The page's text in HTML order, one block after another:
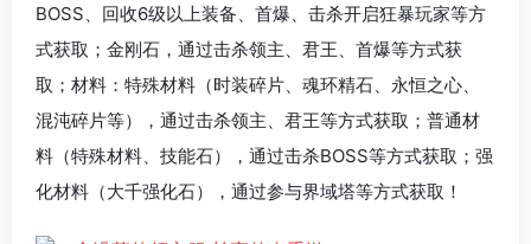
BOSS、回收6级以上装备、首爆、击杀开启狂暴玩家等方
式获取；金刚石，通过击杀领主、君王、首爆等方式获
取；材料：特殊材料（时装碎片、魂环精石、永恒之心、
混沌碎片等），通过击杀领主、君王等方式获取；普通材
料（特殊材料、技能石），通过击杀BOSS等方式获取；强
化材料（大千强化石），通过参与界域塔等方式获取！